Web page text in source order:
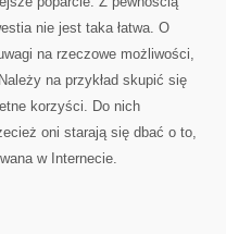
nie jest taka łatwa. O
na rzeczowe możliwości,
na przykład skupić się
korzyści. Do nich
oni starają się dbać o to,
w Internecie.